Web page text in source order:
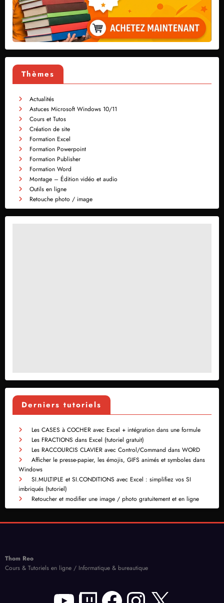
Thèmes
Actualités
Astuces Microsoft Windows 10/11
Cours et Tutos
Création de site
Formation Excel
Formation Powerpoint
Formation Publisher
Formation Word
Montage – Édition vidéo et audio
Outils en ligne
Retouche photo / image
Derniers tutoriels
Les CASES à COCHER avec Excel + intégration dans une formule
Les FRACTIONS dans Excel (tutoriel gratuit)
Les RACCOURCIS CLAVIER avec Control/Command dans WORD
Afficher le presse-papier, les émojis, GIFS animés et symboles dans
Windows
SI.MULTIPLE et SI.CONDITIONS avec Excel : simplifiez vos SI
imbriqués (tutoriel)
Retoucher et modifier une image / photo gratuitement et en ligne
Thom Reo
Cours & Tutoriels en ligne / Informatique & bureautique